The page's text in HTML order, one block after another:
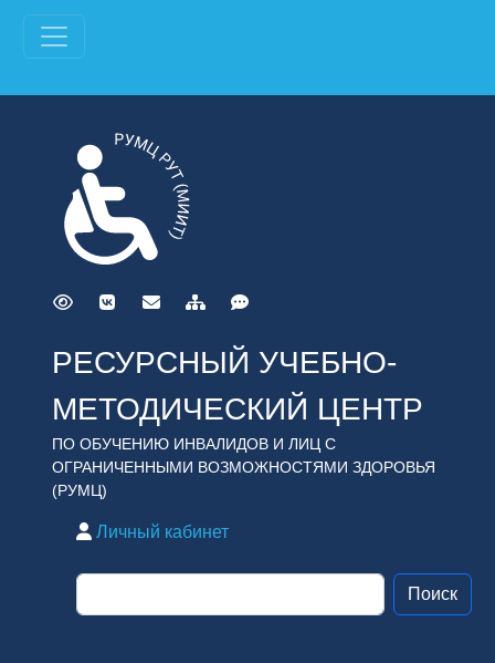
РЕСУРСНЫЙ УЧЕБНО-
МЕТОДИЧЕСКИЙ ЦЕНТР
ПО ОБУЧЕНИЮ ИНВАЛИДОВ И ЛИЦ С
ОГРАНИЧЕННЫМИ ВОЗМОЖНОСТЯМИ ЗДОРОВЬЯ
(РУМЦ)
Личный кабинет